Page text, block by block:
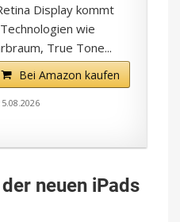
Display kommt
wie
True Tone...
Bei Amazon kaufen
neuen iPads